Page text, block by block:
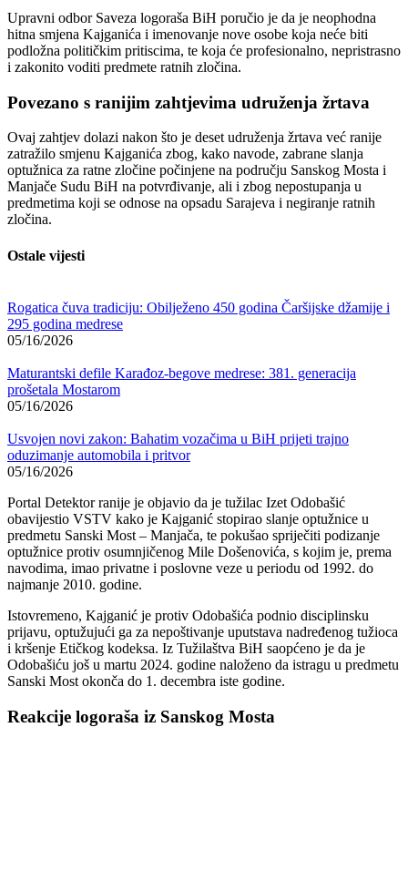
Upravni odbor Saveza logoraša BiH poručio je da je neophodna
hitna smjena Kajganića i imenovanje nove osobe koja neće biti
podložna političkim pritiscima, te koja će profesionalno, nepristrasno
i zakonito voditi predmete ratnih zločina.
Povezano s ranijim zahtjevima udruženja žrtava
Ovaj zahtjev dolazi nakon što je deset udruženja žrtava već ranije
zatražilo smjenu Kajganića zbog, kako navode, zabrane slanja
optužnica za ratne zločine počinjene na području Sanskog Mosta i
Manjače Sudu BiH na potvrđivanje, ali i zbog nepostupanja u
predmetima koji se odnose na opsadu Sarajeva i negiranje ratnih
zločina.
Ostale vijesti
Rogatica čuva tradiciju: Obilježeno 450 godina Čaršijske džamije i
295 godina medrese
05/16/2026
Maturantski defile Karađoz-begove medrese: 381. generacija
prošetala Mostarom
05/16/2026
Usvojen novi zakon: Bahatim vozačima u BiH prijeti trajno
oduzimanje automobila i pritvor
05/16/2026
Portal Detektorranije je objavio da je tužilac Izet Odobašić
obavijestio VSTV kako je Kajganić stopirao slanje optužnice u
predmetu Sanski Most – Manjača, te pokušao spriječiti podizanje
optužnice protiv osumnjičenog Mile Došenovića, s kojim je, prema
navodima, imao privatne i poslovne veze u periodu od 1992. do
najmanje 2010. godine.
Istovremeno, Kajganić je protiv Odobašića podnio disciplinsku
prijavu, optužujući ga za nepoštivanje uputstava nadređenog tužioca
i kršenje Etičkog kodeksa. Iz Tužilaštva BiH saopćeno je da je
Odobašiću još u martu 2024. godine naloženo da istragu u predmetu
Sanski Most okonča do 1. decembra iste godine.
Reakcije logoraša iz Sanskog Mosta